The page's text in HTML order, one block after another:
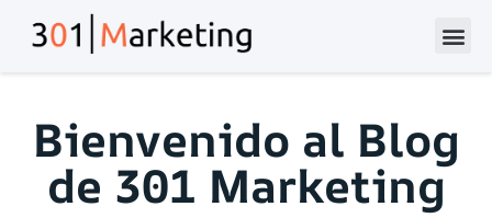
Bienvenido al Blog
de 301 Marketing